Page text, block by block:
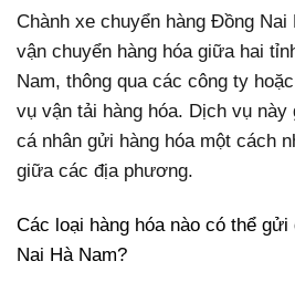
Chành xe chuyển hàng Đồng Nai
vận chuyển hàng hóa giữa hai
Nam, thông qua các công ty
vụ vận tải hàng hóa. Dịch vụ này
cá nhân gửi hàng hóa một cách
giữa các địa phương.
Các loại hàng hóa nào có thể
Nai Hà Nam?